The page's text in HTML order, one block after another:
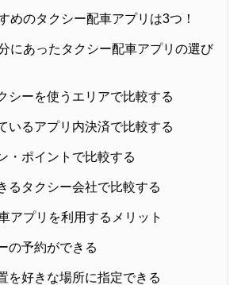
めのタクシー配車アプリは3つ！
にあったタクシー配車アプリの選び
シーを使うエリアで比較する
いるアプリ内決済で比較する
・ポイントで比較する
るタクシー会社で比較する
アプリを利用するメリット
の予約ができる
を好きな場所に指定できる